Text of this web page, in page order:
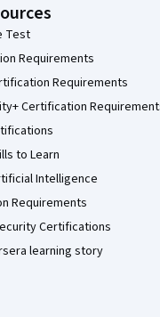
Test
Requirements
Requirements
Certification
to Learn
Intelligence
Requirements
Certifications
learning story